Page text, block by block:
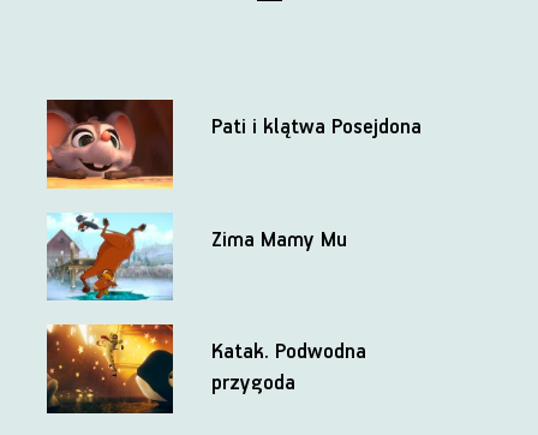
Pati i klątwa Posejdona
Zima Mamy Mu
Katak. Podwodna
przygoda